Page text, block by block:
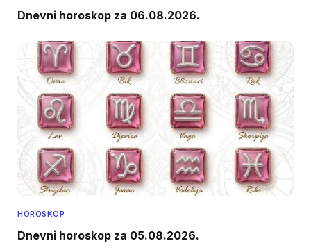
Dnevni horoskop za 06.08.2026.
HOROSKOP
Dnevni horoskop za 05.08.2026.